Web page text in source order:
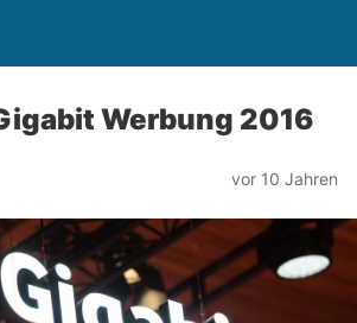
Werbung 2016
vor 10 Jahren